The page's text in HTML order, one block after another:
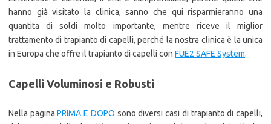
hanno già visitato la clinica, sanno che qui risparmieranno una
quantita di soldi molto importante, mentre riceve il miglior
trattamento di trapianto di capelli, perché la nostra clinica è la unica
in Europa che offre il trapianto di capelli con FUE2 SAFE System.
Capelli Voluminosi e Robusti
Nella paginaPRIMA E DOPO sono diversi casi di trapianto di capelli,